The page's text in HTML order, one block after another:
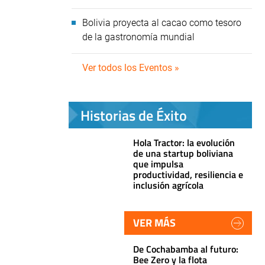
Bolivia proyecta al cacao como tesoro
de la gastronomía mundial
Ver todos los Eventos »
Historias de Éxito
Hola Tractor: la evolución
de una startup boliviana
que impulsa
productividad, resiliencia e
inclusión agrícola
VER MÁS
De Cochabamba al futuro:
Bee Zero y la flota